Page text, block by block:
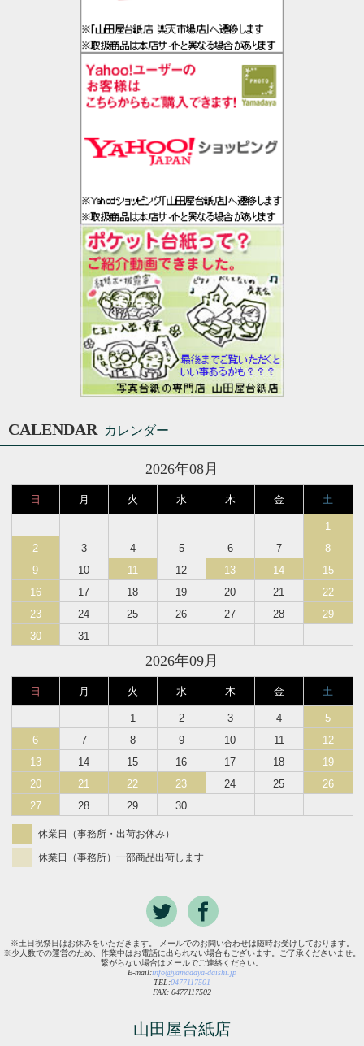
CALENDAR カレンダー
2026年08月
日 月 火 水 木 金 土
1
2
3 4 5 6 7
8
9
10 11 12 13 14
15
16
17 18 19 20 21
22
23
24 25 26 27 28
29
30
31
2026年09月
日 月 火 水 木 金 土
1 2 3 4
5
6
7 8 9 10 11
12
13
14 15 16 17 18
19
20
21 22 23 24 25
26
27
28 29 30
休業日（事務所・出荷お休み）
休業日（事務所）一部商品出荷します
※土日祝祭日はお休みをいただきます。 メールでのお問い合わせは随時お受けしております。
※少人数での運営のため、作業中はお電話に出られない場合もございます。ご了承くださいませ。
繋がらない場合はメールでご連絡ください。
E-mail:info@yamadaya-daishi.jp
TEL:0477117501
FAX: 0477117502
山田屋台紙店